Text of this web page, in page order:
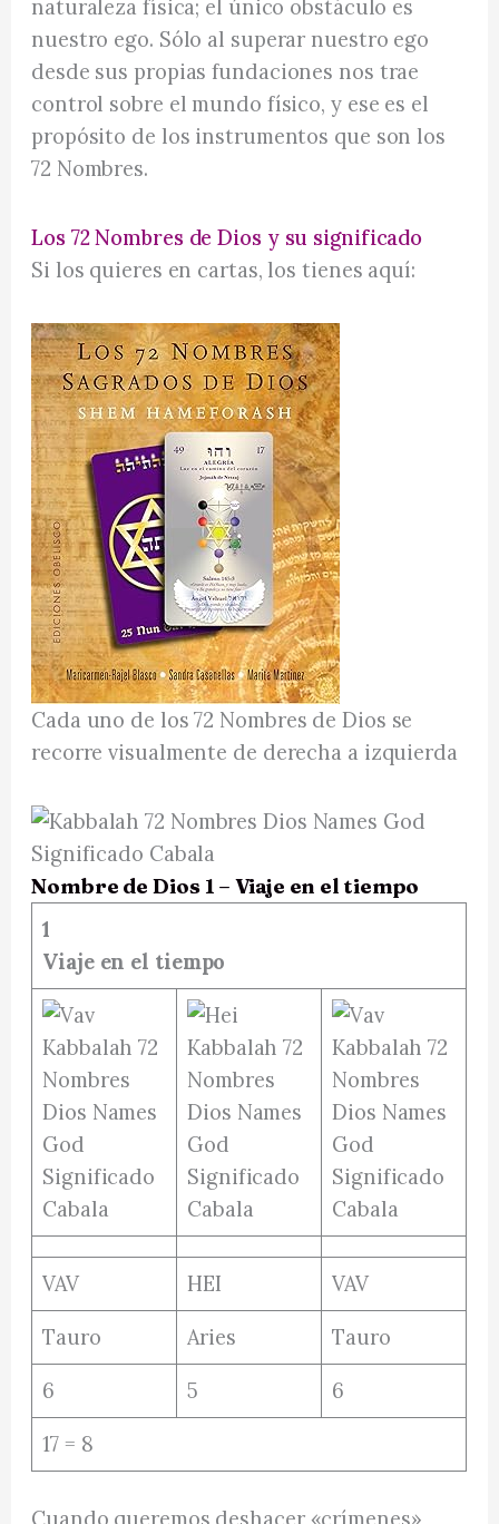
naturaleza física; el único obstáculo es
nuestro ego. Sólo al superar nuestro ego
desde sus propias fundaciones nos trae
control sobre el mundo físico, y ese es el
propósito de los instrumentos que son los
72 Nombres.
Los 72 Nombres de Dios y su significado
Si los quieres en cartas, los tienes aquí:
Cada uno de los 72 Nombres de Dios se
recorre visualmente de derecha a izquierda
Nombre de Dios 1 – Viaje en el tiempo
1
Viaje en el tiempo
VAV HEI VAV
Tauro Aries Tauro
6 5 6
17 = 8
Cuando queremos deshacer «crímenes»